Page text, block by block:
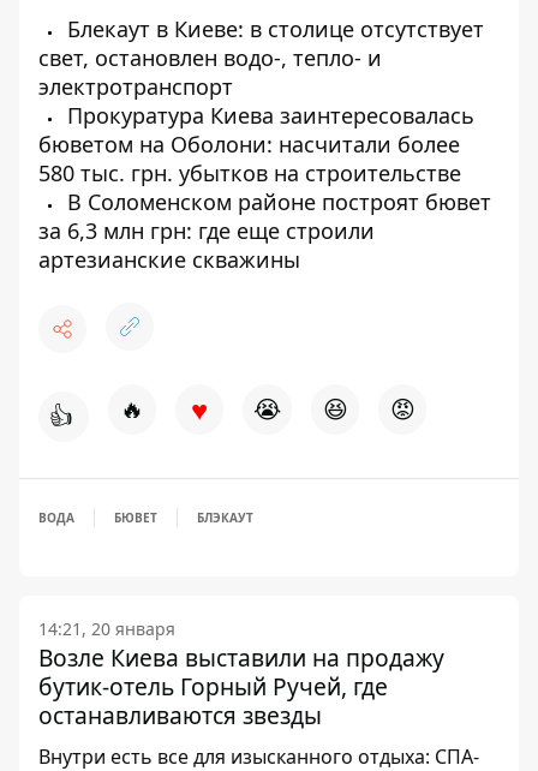
Блекаут в Киеве: в столице отсутствует
свет, остановлен водо-, тепло- и
электротранспорт
Прокуратура Киева заинтересовалась
бюветом на Оболони: насчитали более
580 тыс. грн. убытков на строительстве
В Соломенском районе построят бювет
за 6,3 млн грн: где еще строили
артезианские скважины
👍 🔥 ♥ 😭 😆 😡
ВОДА БЮВЕТ БЛЭКАУТ
14:21, 20 января
Возле Киева выставили на продажу
бутик-отель Горный Ручей, где
останавливаются звезды
Внутри есть все для изысканного отдыха: СПА-